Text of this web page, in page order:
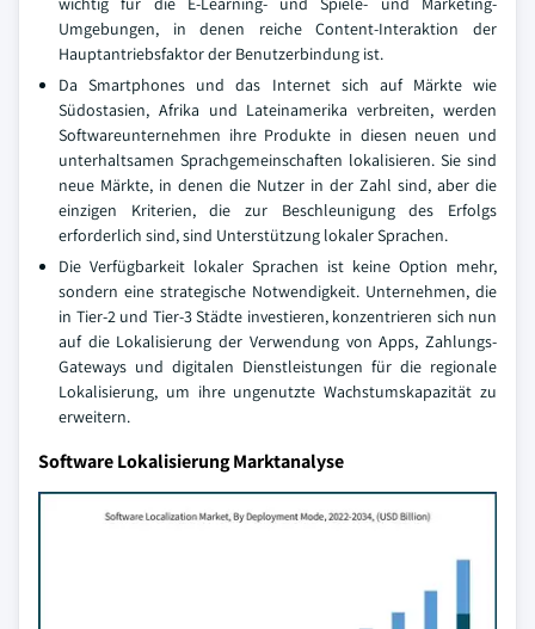
Umgebungen, in denen reiche Content-Interaktion der
Hauptantriebsfaktor der Benutzerbindung ist.
Da Smartphones und das Internet sich auf Märkte wie
Südostasien, Afrika und Lateinamerika verbreiten, werden
Softwareunternehmen ihre Produkte in diesen neuen und
unterhaltsamen Sprachgemeinschaften lokalisieren. Sie sind
neue Märkte, in denen die Nutzer in der Zahl sind, aber die
einzigen Kriterien, die zur Beschleunigung des Erfolgs
erforderlich sind, sind Unterstützung lokaler Sprachen.
Die Verfügbarkeit lokaler Sprachen ist keine Option mehr,
sondern eine strategische Notwendigkeit. Unternehmen, die
in Tier-2 und Tier-3 Städte investieren, konzentrieren sich nun
auf die Lokalisierung der Verwendung von Apps, Zahlungs-
Gateways und digitalen Dienstleistungen für die regionale
Lokalisierung, um ihre ungenutzte Wachstumskapazität zu
erweitern.
Software Lokalisierung Marktanalyse